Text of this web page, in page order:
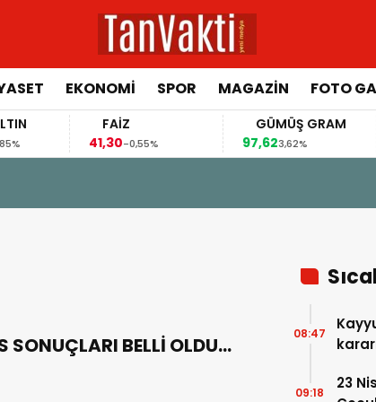
EKONOMİ SPOR MAGAZİN FOTO
FAİZ
41,30
-0,55%
GÜMÜŞ GRAM
97,62
3,62%
SONUÇLARI BELLİ OLDU… 08:47
23
09:18